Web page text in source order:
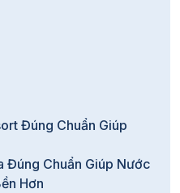
Đúng Chuẩn Giúp
Đúng Chuẩn Giúp Nước
Hơn